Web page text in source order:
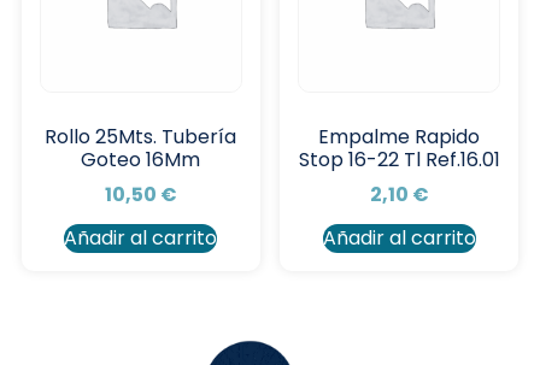
Rollo 25Mts. Tubería
Goteo 16Mm
10,50 €
Añadir al carrito
Empalme Rapido
Stop 16-22 Tl Ref.16.01
2,10 €
Añadir al carrito